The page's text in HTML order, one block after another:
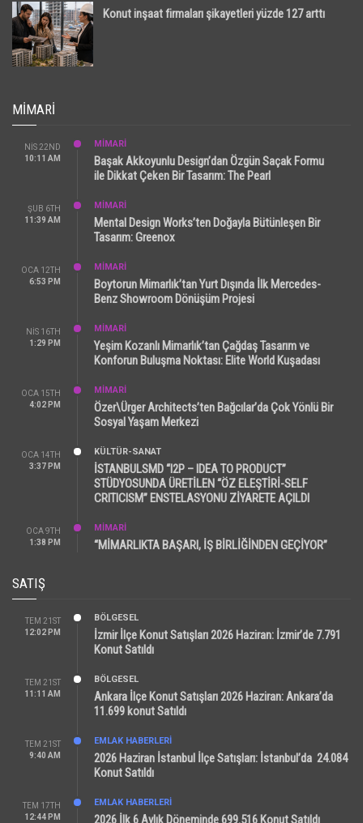
Konut inşaat firmaları şikayetleri yüzde 127 arttı
MIMARI
NIS 22ND
10:11 AM
MİMARİ
Başak Akkoyunlu Design’dan Özgün Saçak Formu
ile Dikkat Çeken Bir Tasarım: The Pearl
ŞUB 6TH
11:39 AM
MİMARİ
Mental Design Works’ten Doğayla Bütünleşen Bir
Tasarım: Greenox
OCA 12TH
6:53 PM
MİMARİ
Boytorun Mimarlık’tan Yurt Dışında İlk Mercedes-
Benz Showroom Dönüşüm Projesi
NIS 16TH
1:29 PM
MİMARİ
Yeşim Kozanlı Mimarlık’tan Çağdaş Tasarım ve
Konforun Buluşma Noktası: Elite World Kuşadası
OCA 15TH
4:02 PM
MİMARİ
Özer\Ürger Architects’ten Bağcılar’da Çok Yönlü Bir
Sosyal Yaşam Merkezi
OCA 14TH
3:37 PM
KÜLTÜR-SANAT
İSTANBULSMD “I2P – IDEA TO PRODUCT”
STÜDYOSUNDA ÜRETİLEN “ÖZ ELEŞTİRİ-SELF
CRITICISM” ENSTELASYONU ZİYARETE AÇILDI
OCA 9TH
1:38 PM
MİMARİ
“MİMARLIKTA BAŞARI, İŞ BİRLİĞİNDEN GEÇİYOR”
SATIŞ
TEM 21ST
12:02 PM
BÖLGESEL
İzmir İlçe Konut Satışları 2026 Haziran: İzmir’de 7.791
Konut Satıldı
TEM 21ST
11:11 AM
BÖLGESEL
Ankara İlçe Konut Satışları 2026 Haziran: Ankara’da
11.699 konut Satıldı
TEM 21ST
9:40 AM
EMLAK HABERLERI
2026 Haziran İstanbul İlçe Satışları: İstanbul’da 24.084
Konut Satıldı
TEM 17TH
12:44 PM
EMLAK HABERLERI
2026 İlk 6 Aylık Döneminde 699.516 Konut Satıldı